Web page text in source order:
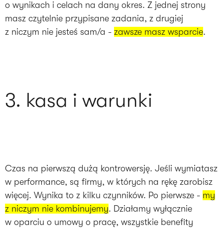
o wynikach i celach na dany okres. Z jednej strony
masz czytelnie przypisane zadania, z drugiej
z niczym nie jesteś sam/a - zawsze masz wsparcie.
3. kasa i warunki
Czas na pierwszą dużą kontrowersję. Jeśli wymiatasz
w performance, są firmy, w których na rękę zarobisz
więcej. Wynika to z kilku czynników. Po pierwsze - my
z niczym nie kombinujemy. Działamy wyłącznie
w oparciu o umowy o pracę, wszystkie benefity